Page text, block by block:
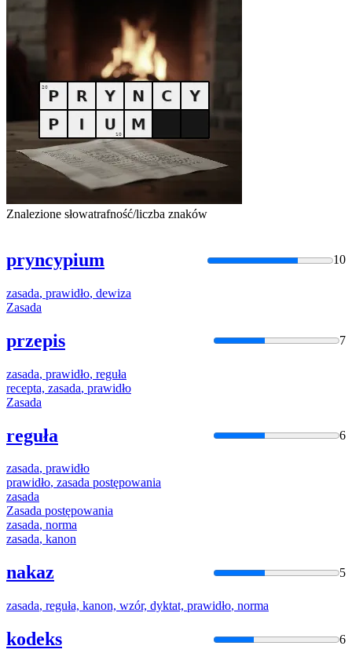
Znalezione słowatrafność/liczba znaków
pryncypium 10
zasada, prawidło, dewiza
Zasada
przepis 7
zasada, prawidło, reguła
recepta, zasada, prawidło
Zasada
reguła 6
zasada, prawidło
prawidło, zasada postępowania
zasada
Zasada postępowania
zasada, norma
zasada, kanon
nakaz 5
zasada, reguła, kanon, wzór, dyktat, prawidło, norma
kodeks 6